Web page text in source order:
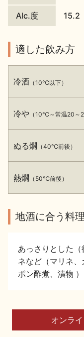
イベント情報TOP
地酒蔵元会WEB展示会
美味しい地酒の選び方
地酒蔵元会とは
Alc.度 15.2
適した飲み方
冷酒 （10℃以下）
冷や （10℃～常温20～
ぬる燗 （40℃前後）
熱燗 （50℃前後）
地酒に合う料理
あっさりとした
ネなど（マリネ
ポン酢煮、漬物 ）
オンラ